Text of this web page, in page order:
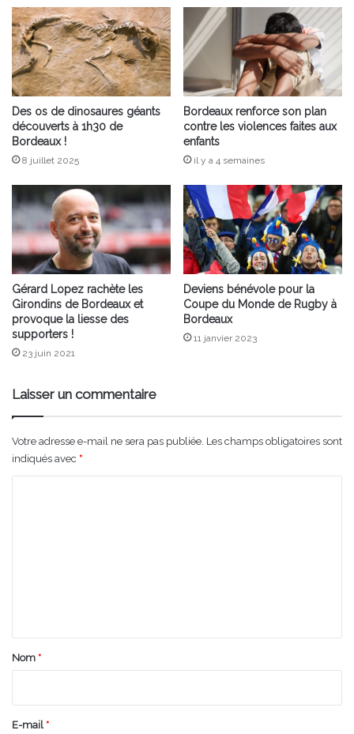
Des os de dinosaures géants
découverts à 1h30 de
Bordeaux !
8 juillet 2025
Bordeaux renforce son plan
contre les violences faites aux
enfants
il y a 4 semaines
Gérard Lopez rachète les
Girondins de Bordeaux et
provoque la liesse des
supporters !
23 juin 2021
Deviens bénévole pour la
Coupe du Monde de Rugby à
Bordeaux
11 janvier 2023
Laisser un commentaire
Votre adresse e-mail ne sera pas publiée. Les champs obligatoires sont
indiqués avec *
a
e
Nom *
E-mail *